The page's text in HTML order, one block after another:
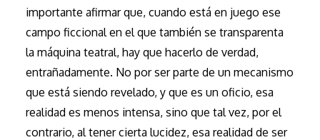
importante afirmar que, cuando está en juego ese
campo ficcional en el que también se transparenta
la máquina teatral, hay que hacerlo de verdad,
entrañadamente. No por ser parte de un mecanismo
que está siendo revelado, y que es un oficio, esa
realidad es menos intensa, sino que tal vez, por el
contrario, al tener cierta lucidez, esa realidad de ser